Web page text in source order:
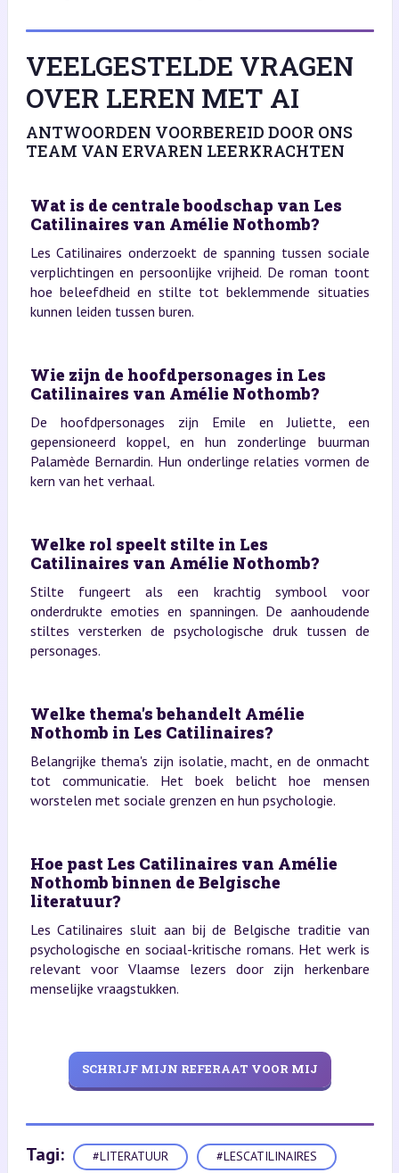
VEELGESTELDE VRAGEN
OVER LEREN MET AI
ANTWOORDEN VOORBEREID DOOR ONS
TEAM VAN ERVAREN LEERKRACHTEN
Wat is de centrale boodschap van Les
Catilinaires van Amélie Nothomb?
Les Catilinaires onderzoekt de spanning tussen sociale
verplichtingen en persoonlijke vrijheid. De roman toont
hoe beleefdheid en stilte tot beklemmende situaties
kunnen leiden tussen buren.
Wie zijn de hoofdpersonages in Les
Catilinaires van Amélie Nothomb?
De hoofdpersonages zijn Emile en Juliette, een
gepensioneerd koppel, en hun zonderlinge buurman
Palamède Bernardin. Hun onderlinge relaties vormen de
kern van het verhaal.
Welke rol speelt stilte in Les
Catilinaires van Amélie Nothomb?
Stilte fungeert als een krachtig symbool voor
onderdrukte emoties en spanningen. De aanhoudende
stiltes versterken de psychologische druk tussen de
personages.
Welke thema's behandelt Amélie
Nothomb in Les Catilinaires?
Belangrijke thema's zijn isolatie, macht, en de onmacht
tot communicatie. Het boek belicht hoe mensen
worstelen met sociale grenzen en hun psychologie.
Hoe past Les Catilinaires van Amélie
Nothomb binnen de Belgische
literatuur?
Les Catilinaires sluit aan bij de Belgische traditie van
psychologische en sociaal-kritische romans. Het werk is
relevant voor Vlaamse lezers door zijn herkenbare
menselijke vraagstukken.
SCHRIJF MIJN REFERAAT VOOR MIJ
Tagi: #LITERATUUR #LESCATILINAIRES